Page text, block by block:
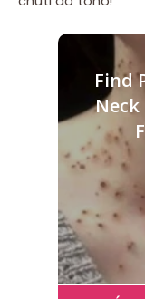
Find